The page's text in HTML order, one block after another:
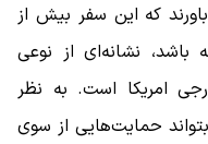
که این سفر بیش از
باشد، نشانه‌ای از نوعی
امریکا است. به نظر
حمایت‌هایی از سوی